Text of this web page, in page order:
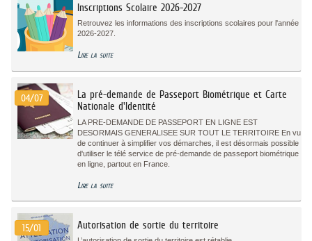
Inscriptions Scolaire 2026-2027
Retrouvez les informations des inscriptions scolaires pour l'année
2026-2027.
Lire la suite
04/07
La pré-demande de Passeport Biométrique et Carte
Nationale d'Identité
LA PRE-DEMANDE DE PASSEPORT EN LIGNE EST
DESORMAIS GENERALISEE SUR TOUT LE TERRITOIRE En vu
de continuer à simplifier vos démarches, il est désormais possible
d'utiliser le télé service de pré-demande de passeport biométrique
en ligne, partout en France.
Lire la suite
15/01 Autorisation de sortie du territoire